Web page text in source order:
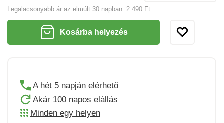
Legalacsonyabb ár az elmúlt 30 napban: 2 490 Ft
Kosárba helyezés
A hét 5 napján elérhető
Akár 100 napos elállás
Minden egy helyen